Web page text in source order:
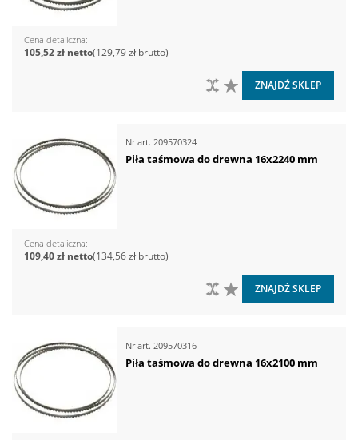
Cena detaliczna
129,79 zł
105,52 zł
DO LISTY ŻYCZEŃ
DO PORÓWNANIA
ZNAJDŹ SKLEP
Nr art. 209570324
Piła taśmowa do drewna 16x2240 mm
Cena detaliczna
134,56 zł
109,40 zł
DO LISTY ŻYCZEŃ
DO PORÓWNANIA
ZNAJDŹ SKLEP
Nr art. 209570316
Piła taśmowa do drewna 16x2100 mm